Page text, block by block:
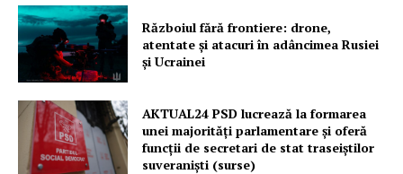
Războiul fără frontiere: drone,
atentate și atacuri în adâncimea Rusiei
și Ucrainei
AKTUAL24 PSD lucrează la formarea
unei majorităţi parlamentare și oferă
funcții de secretari de stat traseiștilor
suveraniști (surse)